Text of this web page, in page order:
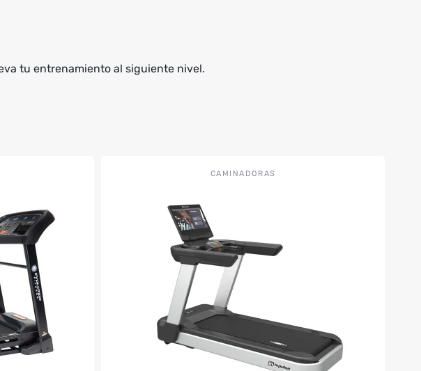
tu entrenamiento al siguiente nivel.
CAMINADORAS